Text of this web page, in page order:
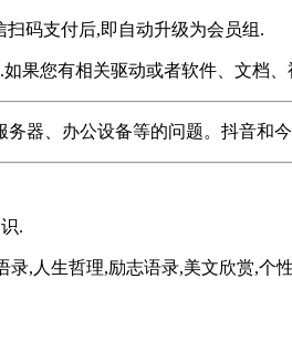
码支付后,即自动升级为会员组.
您有相关驱动或者软件、文档、
器、办公设备等的问题。抖音和
.
,人生哲理,励志语录,美文欣赏,个